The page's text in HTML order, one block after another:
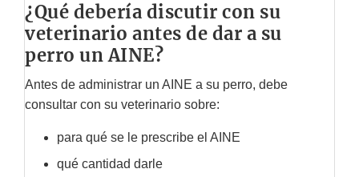
¿Qué debería discutir con su
veterinario antes de dar a su
perro un AINE?
Antes de administrar un AINE a su perro, debe
consultar con su veterinario sobre:
para qué se le prescribe el AINE
qué cantidad darle